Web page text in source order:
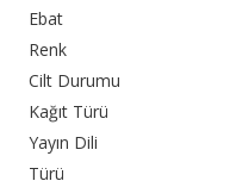
Ebat
Renk
Cilt Durumu
Kağıt Türü
Yayın Dili
Türü